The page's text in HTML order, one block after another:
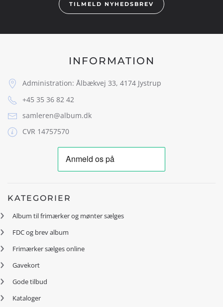
TILMELD NYHEDSBREV
INFORMATION
Administration: Ålbækvej 33, 4174 Jystrup
+45 35 36 82 42
samleren@album.dk
CVR 14757570
KATEGORIER
Album til frimærker og mønter sælges
FDC og brev album
Frimærker sælges online
Gavekort
Gode tilbud
Kataloger